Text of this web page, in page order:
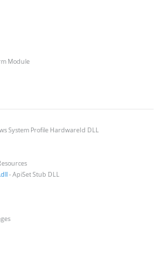
Module
System Profile HardwareId DLL
- ApiSet Stub DLL